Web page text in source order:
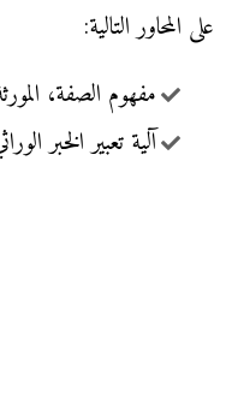
على المحاور التالية:
مفهوم الصفة،
آلية تعبير الخبر